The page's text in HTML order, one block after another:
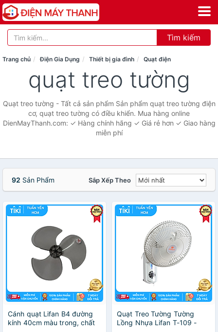
Tìm kiếm
Trang chủ Điện Gia Dụng Thiết bị gia đình Quạt điện
quạt treo tường
Quạt treo tường - Tất cả sản phẩm Sản phẩm quạt treo tường điện
cơ, quạt treo tường có điều khiển. Mua hàng online
DienMayThanh.com: ✓ Hàng chính hãng ✓ Giá rẻ hơn ✓ Giao hàng
miễn phí
92 Sản Phẩm Sắp Xếp Theo
Cánh quạt Lifan B4 đường
kính 40cm màu trong, chất
Quạt Treo Tường Tường
Lồng Nhựa Lifan T-109 -